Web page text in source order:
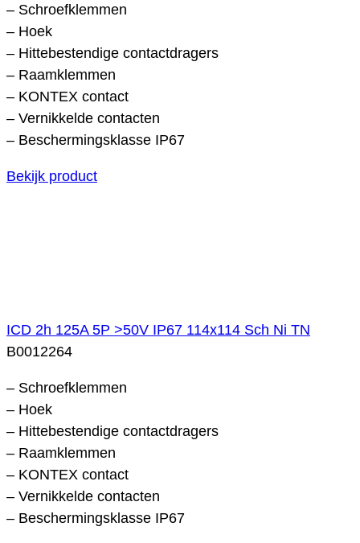
– Schroefklemmen
– Hoek
– Hittebestendige contactdragers
– Raamklemmen
– KONTEX contact
– Vernikkelde contacten
– Beschermingsklasse IP67
Bekijk product
ICD 2h 125A 5P >50V IP67 114x114 Sch Ni TN
B0012264
– Schroefklemmen
– Hoek
– Hittebestendige contactdragers
– Raamklemmen
– KONTEX contact
– Vernikkelde contacten
– Beschermingsklasse IP67